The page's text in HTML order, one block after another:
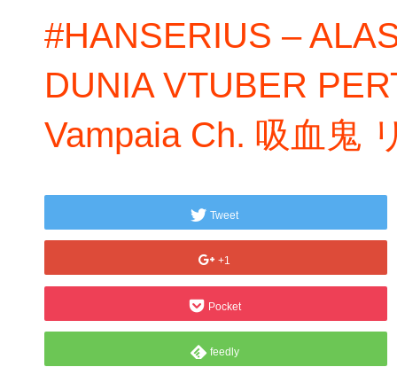
#HANSERIUS –
DUNIA VTUBER
Vampaia Ch. 吸血鬼
Tweet
+1
Pocket
feedly